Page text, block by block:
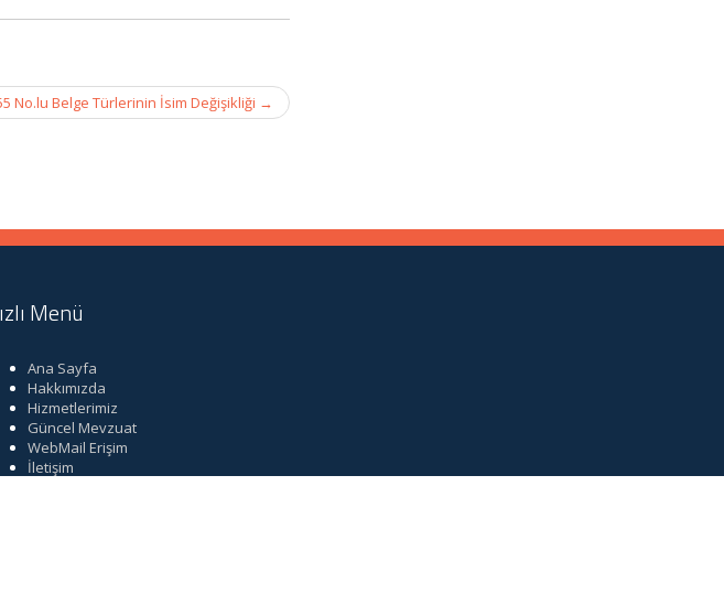
No.lu Belge Türlerinin İsim Değişikliği →
Menü
Ana Sayfa
Hakkımızda
Hizmetlerimiz
Güncel Mevzuat
WebMail Erişim
İletişim